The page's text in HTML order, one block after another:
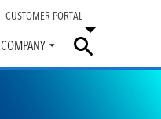
CUSTOMER PORTAL
COMPANY
Toggle
submenu